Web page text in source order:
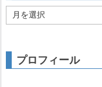
ー
プロフィール